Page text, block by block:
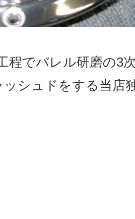
程でバレル研磨の3
ッシュドをする当店